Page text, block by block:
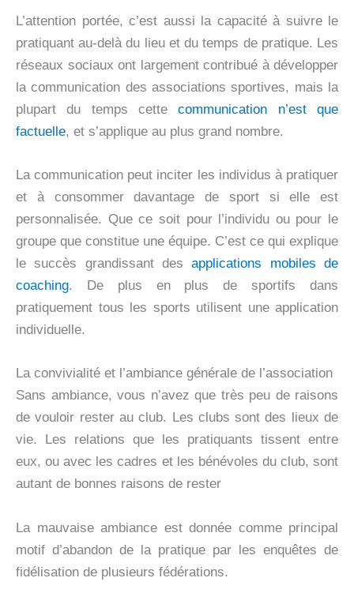
L’attention portée, c’est aussi la capacité à suivre le
pratiquant au-delà du lieu et du temps de pratique. Les
réseaux sociaux ont largement contribué à développer
la communication des associations sportives, mais la
plupart du temps cettecommunication n’est que
factuelle, et s’applique au plus grand nombre.
La communication peut inciter les individus à pratiquer
et à consommer davantage de sport si elle est
personnalisée. Que ce soit pour l’individu ou pour le
groupe que constitue une équipe. C’est ce qui explique
le succès grandissant desapplications mobiles de
coaching. De plus en plus de sportifs dans
pratiquement tous les sports utilisent une application
individuelle.
La convivialité et l’ambiance générale de l’association
Sans ambiance, vous n’avez que très peu de raisons
de vouloir rester au club. Les clubs sont des lieux de
vie. Les relations que les pratiquants tissent entre
eux, ou avec les cadres et les bénévoles du club, sont
autant de bonnes raisons de rester
La mauvaise ambiance est donnée comme principal
motif d’abandon de la pratique par les enquêtes de
fidélisation de plusieurs fédérations.